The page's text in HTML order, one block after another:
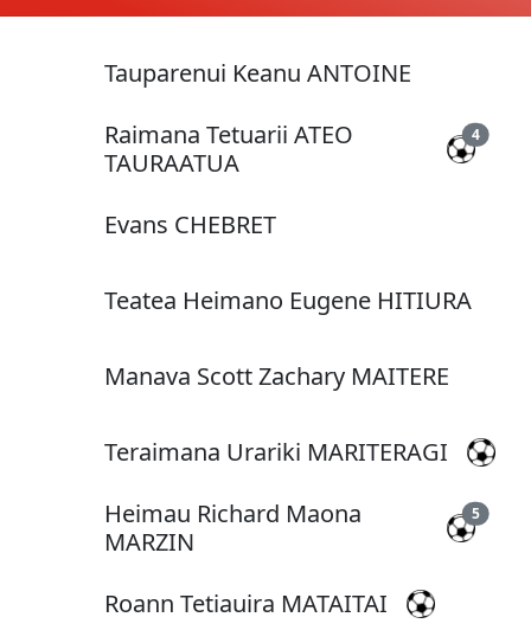
Tauparenui Keanu ANTOINE
Raimana Tetuarii ATEO
TAURAATUA
4
Evans CHEBRET
Teatea Heimano Eugene HITIURA
Manava Scott Zachary MAITERE
Teraimana Urariki MARITERAGI
Heimau Richard Maona
MARZIN
5
Roann Tetiauira MATAITAI